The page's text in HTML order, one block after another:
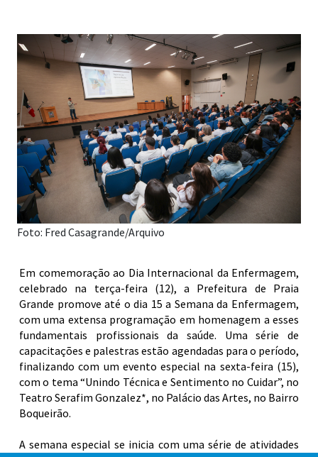
Foto: Fred Casagrande/Arquivo
Em comemoração ao Dia Internacional da Enfermagem,
celebrado na terça-feira (12), a Prefeitura de Praia
Grande promove até o dia 15 a Semana da Enfermagem,
com uma extensa programação em homenagem a esses
fundamentais profissionais da saúde. Uma série de
capacitações e palestras estão agendadas para o período,
finalizando com um evento especial na sexta-feira (15),
com o tema “Unindo Técnica e Sentimento no Cuidar”, no
Teatro Serafim Gonzalez*, no Palácio das Artes, no Bairro
Boqueirão.
A semana especial se inicia com uma série de atividades